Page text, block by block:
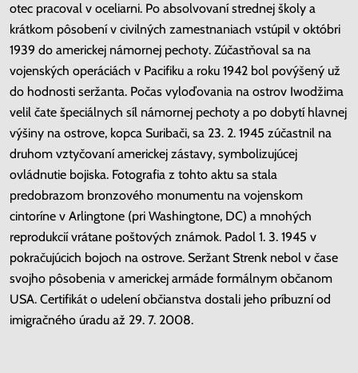
otec pracoval v oceliarni. Po absolvovaní strednej školy a
krátkom pôsobení v civilných zamestnaniach vstúpil v októbri
1939 do americkej námornej pechoty. Zúčastňoval sa na
vojenských operáciách v Pacifiku a roku 1942 bol povýšený už
do hodnosti seržanta. Počas vyloďovania na ostrov Iwodžima
velil čate špeciálnych síl námornej pechoty a po dobytí hlavnej
výšiny na ostrove, kopca Suribači, sa 23. 2. 1945 zúčastnil na
druhom vztyčovaní americkej zástavy, symbolizujúcej
ovládnutie bojiska. Fotografia z tohto aktu sa stala
predobrazom bronzového monumentu na vojenskom
cintoríne v Arlingtone (pri Washingtone, DC) a mnohých
reprodukcií vrátane poštových známok. Padol 1. 3. 1945 v
pokračujúcich bojoch na ostrove. Seržant Strenk nebol v čase
svojho pôsobenia v americkej armáde formálnym občanom
USA. Certifikát o udelení občianstva dostali jeho príbuzní od
imigračného úradu až 29. 7. 2008.